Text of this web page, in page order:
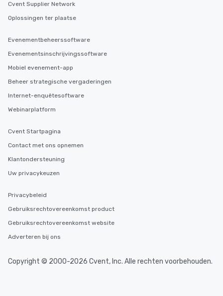
Cvent Supplier Network
Oplossingen ter plaatse
Evenementbeheerssoftware
Evenementsinschrijvingssoftware
Mobiel evenement-app
Beheer strategische vergaderingen
Internet-enquêtesoftware
Webinarplatform
Cvent Startpagina
Contact met ons opnemen
Klantondersteuning
Uw privacykeuzen
Privacybeleid
Gebruiksrechtovereenkomst product
Gebruiksrechtovereenkomst website
Adverteren bij ons
Copyright © 2000-2026 Cvent, Inc. Alle rechten voorbehouden.